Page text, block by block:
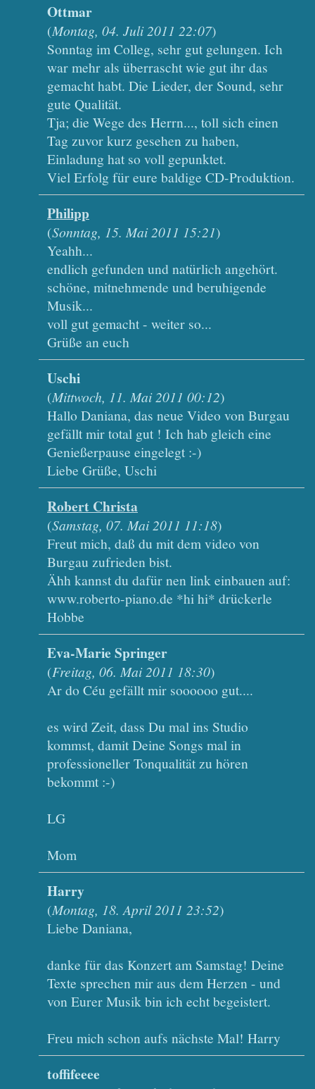
Ottmar
(Montag, 04. Juli 2011 22:07)
Sonntag im Colleg, sehr gut gelungen. Ich
war mehr als überrascht wie gut ihr das
gemacht habt. Die Lieder, der Sound, sehr
gute Qualität.
Tja; die Wege des Herrn..., toll sich einen
Tag zuvor kurz gesehen zu haben,
Einladung hat so voll gepunktet.
Viel Erfolg für eure baldige CD-Produktion.
Philipp
(Sonntag, 15. Mai 2011 15:21)
Yeahh...
endlich gefunden und natürlich angehört.
schöne, mitnehmende und beruhigende
Musik...
voll gut gemacht - weiter so...
Grüße an euch
Uschi
(Mittwoch, 11. Mai 2011 00:12)
Hallo Daniana, das neue Video von Burgau
gefällt mir total gut ! Ich hab gleich eine
Genießerpause eingelegt :-)
Liebe Grüße, Uschi
Robert Christa
(Samstag, 07. Mai 2011 11:18)
Freut mich, daß du mit dem video von
Burgau zufrieden bist.
Ähh kannst du dafür nen link einbauen auf:
www.roberto-piano.de *hi hi* drückerle
Hobbe
Eva-Marie Springer
(Freitag, 06. Mai 2011 18:30)
Ar do Céu gefällt mir soooooo gut....
es wird Zeit, dass Du mal ins Studio
kommst, damit Deine Songs mal in
professioneller Tonqualität zu hören
bekommt :-)
LG
Mom
Harry
(Montag, 18. April 2011 23:52)
Liebe Daniana,
danke für das Konzert am Samstag! Deine
Texte sprechen mir aus dem Herzen - und
von Eurer Musik bin ich echt begeistert.
Freu mich schon aufs nächste Mal! Harry
toffifeeee